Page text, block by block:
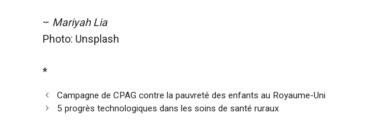
– Mariyah Lia
Photo: Unsplash
*
Campagne de CPAG contre la pauvreté des enfants au Royaume-Uni
5 progrès technologiques dans les soins de santé ruraux